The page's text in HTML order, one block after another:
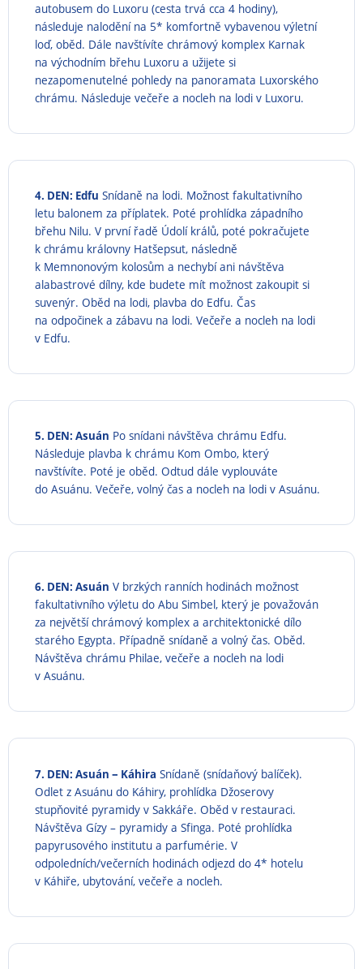
autobusem do Luxoru (cesta trvá cca 4 hodiny),
následuje nalodění na 5* komfortně vybavenou výletní
loď, oběd. Dále navštívíte chrámový komplex Karnak
na východním břehu Luxoru a užijete si
nezapomenutelné pohledy na panoramata Luxorského
chrámu. Následuje večeře a nocleh na lodi v Luxoru.
4. DEN: Edfu Snídaně na lodi. Možnost fakultativního
letu balonem za příplatek. Poté prohlídka západního
břehu Nilu. V první řadě Údolí králů, poté pokračujete
k chrámu královny Hatšepsut, následně
k Memnonovým kolosům a nechybí ani návštěva
alabastrové dílny, kde budete mít možnost zakoupit si
suvenýr. Oběd na lodi, plavba do Edfu. Čas
na odpočinek a zábavu na lodi. Večeře a nocleh na lodi
v Edfu.
5. DEN: Asuán Po snídani návštěva chrámu Edfu.
Následuje plavba k chrámu Kom Ombo, který
navštívíte. Poté je oběd. Odtud dále vyplouváte
do Asuánu. Večeře, volný čas a nocleh na lodi v Asuánu.
6. DEN: Asuán V brzkých ranních hodinách možnost
fakultativního výletu do Abu Simbel, který je považován
za největší chrámový komplex a architektonické dílo
starého Egypta. Případně snídaně a volný čas. Oběd.
Návštěva chrámu Philae, večeře a nocleh na lodi
v Asuánu.
7. DEN: Asuán – Káhira Snídaně (snídaňový balíček).
Odlet z Asuánu do Káhiry, prohlídka Džoserovy
stupňovité pyramidy v Sakkáře. Oběd v restauraci.
Návštěva Gízy – pyramidy a Sfinga. Poté prohlídka
papyrusového institutu a parfumérie. V
odpoledních/večerních hodinách odjezd do 4* hotelu
v Káhiře, ubytování, večeře a nocleh.